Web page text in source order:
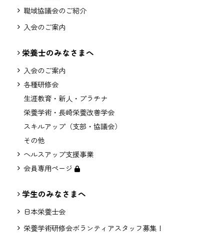
職域協議会のご紹介
入会のご案内
栄養士のみなさまへ
入会のご案内
各種研修会
生涯教育・新人・プラチナ
栄養学術・長崎栄養改善学会
スキルアップ（支部・協議会）
その他
ヘルスアップ支援事業
会員専用ページ
学生のみなさまへ
日本栄養士会
栄養学術研修会ボランティアスタッフ募集！